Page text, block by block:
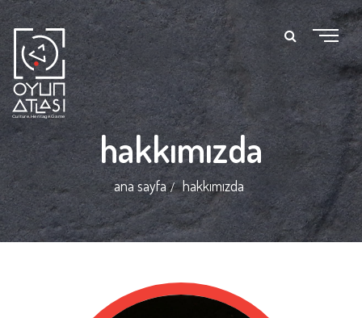
hakkımızda
ana sayfa hakkımızda